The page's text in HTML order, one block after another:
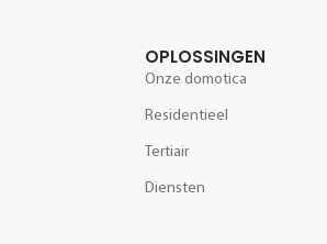
OPLOSSINGEN
Onze domotica
Residentieel
Tertiair
Diensten